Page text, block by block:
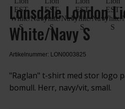
Lonsdale London
White/Navy S
Artikelnummer: LON0003825
"Raglan" t-shirt med stor logo
bomull. Herr, navy/vit, small.